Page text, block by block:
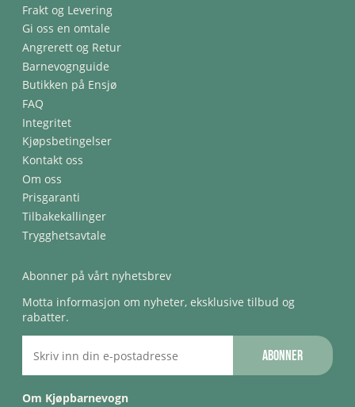
Frakt og Levering
Gi oss en omtale
Angrerett og Retur
Barnevognguide
Butikken på Ensjø
FAQ
Integritet
Kjøpsbetingelser
Kontakt oss
Om oss
Prisgaranti
Tilbakekallinger
Trygghetsavtale
Abonner på vårt nyhetsbrev
Motta informasjon om nyheter, eksklusive tilbud og
rabatter.
Abonner
Om Kjøpbarnevogn